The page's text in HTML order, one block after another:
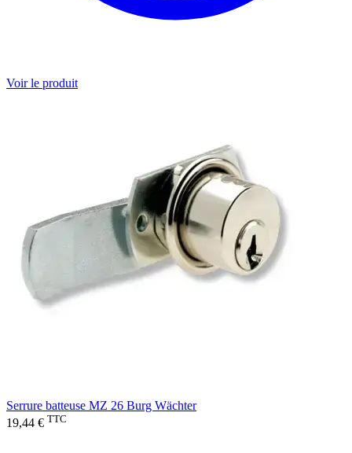
Voir le produit
Serrure batteuse MZ 26 Burg Wächter
19,44 € TTC